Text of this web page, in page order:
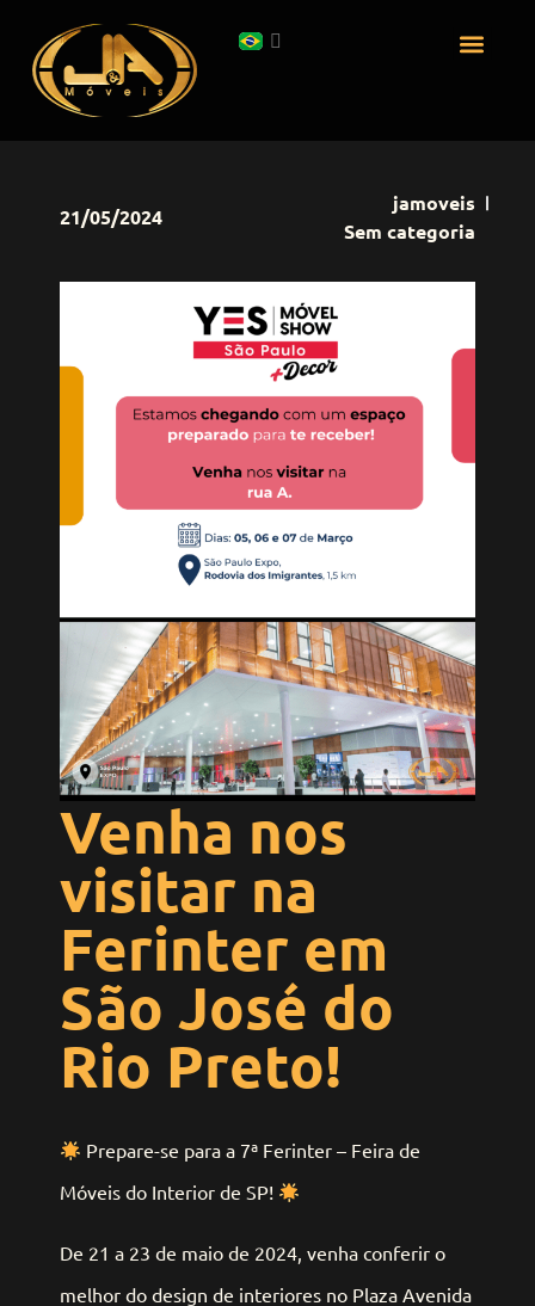
21/05/2024
jamoveis
Sem categoria
Venha nos
visitar na
Ferinter em
São José do
Rio Preto!
Prepare-se para a 7ª Ferinter – Feira de
Móveis do Interior de SP!
De 21 a 23 de maio de 2024, venha conferir o
melhor do design de interiores no Plaza Avenida